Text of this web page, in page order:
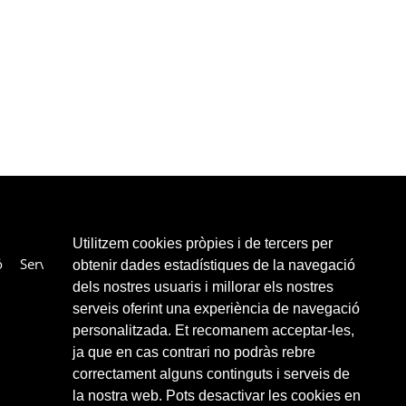
Utilitzem cookies pròpies i de tercers per
obtenir dades estadístiques de la navegació
dels nostres usuaris i millorar els nostres
serveis oferint una experiència de navegació
personalitzada. Et recomanem acceptar-les,
ja que en cas contrari no podràs rebre
correctament alguns continguts i serveis de
la nostra web. Pots desactivar les cookies en
Serveis Col·laboradors Enllaços Contacte